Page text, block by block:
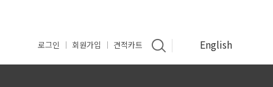
로그인 회원가입 견적카트 English